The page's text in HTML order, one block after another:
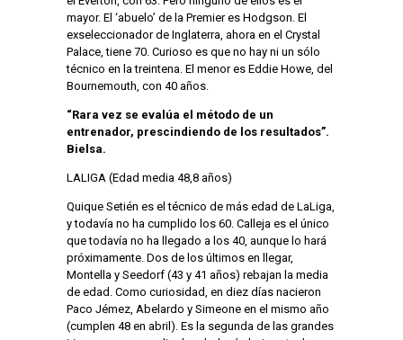
mayor. El ‘abuelo’ de la Premier es Hodgson. El
exseleccionador de Inglaterra, ahora en el Crystal
Palace, tiene 70. Curioso es que no hay ni un sólo
técnico en la treintena. El menor es Eddie Howe, del
Bournemouth, con 40 años.
“Rara vez se evalúa el método de un
entrenador, prescindiendo de los resultados”.
Bielsa.
LALIGA (Edad media 48,8 años)
Quique Setién es el técnico de más edad de LaLiga,
y todavía no ha cumplido los 60. Calleja es el único
que todavía no ha llegado a los 40, aunque lo hará
próximamente. Dos de los últimos en llegar,
Montella y Seedorf (43 y 41 años) rebajan la media
de edad. Como curiosidad, en diez días nacieron
Paco Jémez, Abelardo y Simeone en el mismo año
(cumplen 48 en abril). Es la segunda de las grandes